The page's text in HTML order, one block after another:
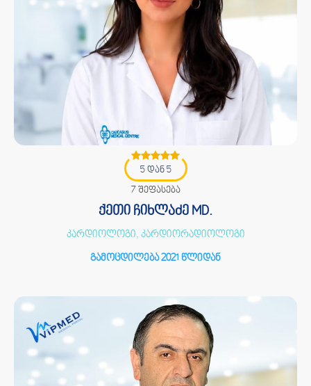
5 დან 5
7 შეფასება
ქეთი ჩიხლაძე MD.
კარდიოლოგი, კარდიორადიოლოგი
გამოცდილება 2021 წლიდან